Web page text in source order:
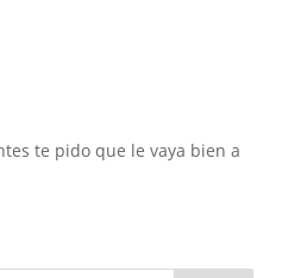
te pido que le vaya bien a